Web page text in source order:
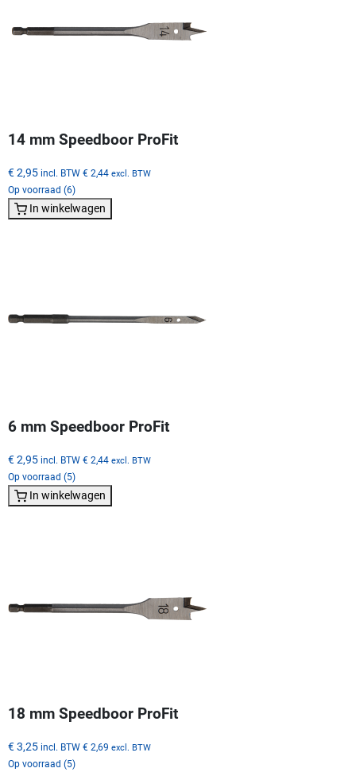
14 mm Speedboor ProFit
€ 2,95 incl. BTW € 2,44 excl. BTW
Op voorraad (6)
In winkelwagen
6 mm Speedboor ProFit
€ 2,95 incl. BTW € 2,44 excl. BTW
Op voorraad (5)
In winkelwagen
18 mm Speedboor ProFit
€ 3,25 incl. BTW € 2,69 excl. BTW
Op voorraad (5)